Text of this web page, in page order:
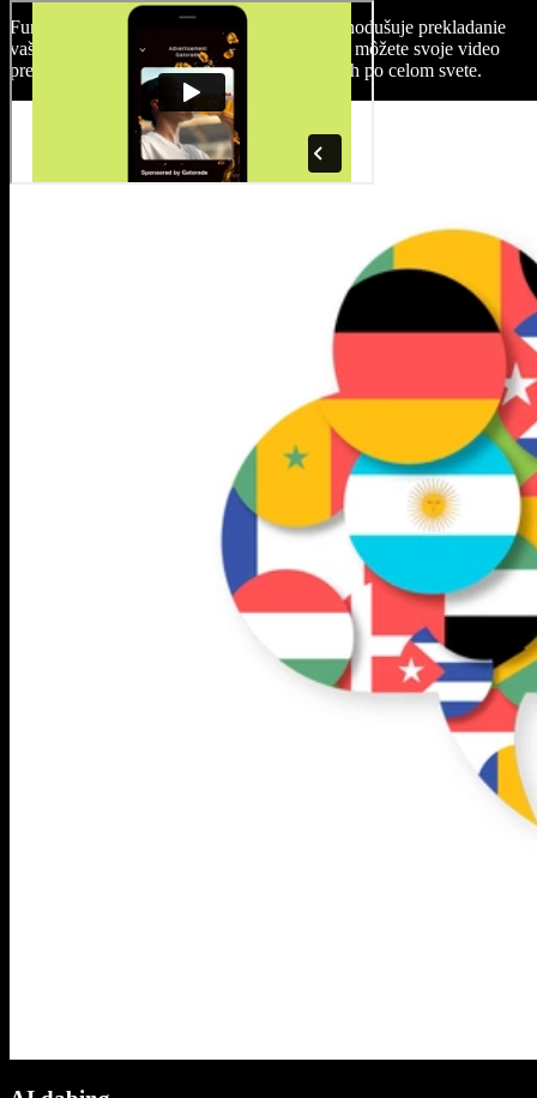
Funkcia AI dabingu v Speechify Studio zjednodušuje prekladanie
vašich komediálnych videí. Stačí jeden klik a môžete svoje video
preložiť do akéhokoľvek jazyka a šíriť smiech po celom svete.